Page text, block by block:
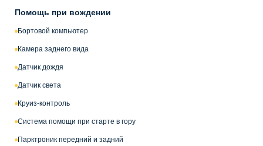
Помощь при вождении
Бортовой компьютер
Камера заднего вида
Датчик дождя
Датчик света
Круиз-контроль
Система помощи при старте в гору
Парктроник передний и задний